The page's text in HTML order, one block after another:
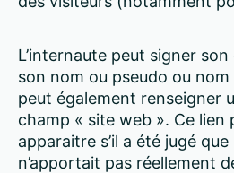
L’internaute peut signer
son nom ou pseudo ou
peut également renseigner
champ « site web ». Ce lien
apparaitre s’il a été jugé
n’apportait pas réellement